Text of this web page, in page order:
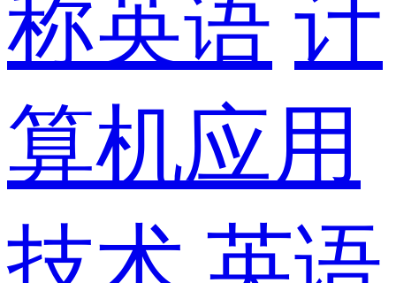
称英语 计
算机应用